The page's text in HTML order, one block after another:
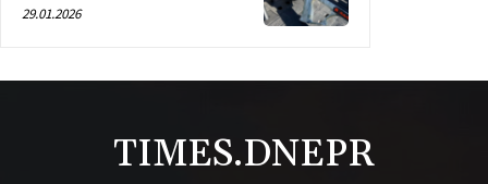
29.01.2026
TIMES.DNEPR